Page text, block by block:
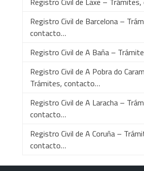
Registro Civil de Barcelona –
contacto…
Registro Civil de A Baña –
Registro Civil de A Pobra do
Trámites, contacto…
Registro Civil de A Laracha –
contacto…
Registro Civil de A Coruña –
contacto…